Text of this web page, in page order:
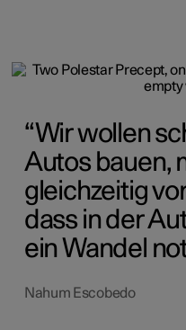
Wir wollen
Autos bauen,
gleichzeitig
dass in der
ein Wandel
Nahum Escobedo